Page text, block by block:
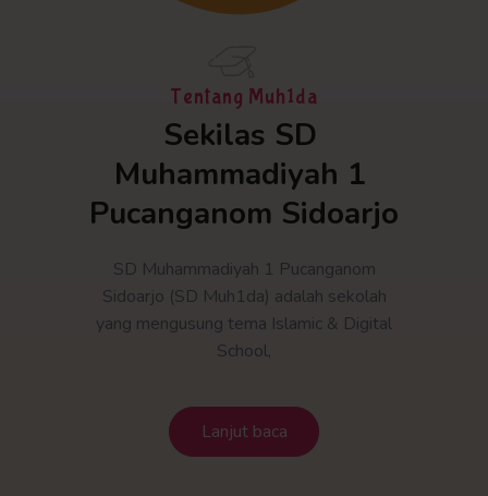
Tentang Muh1da
Sekilas SD
Muhammadiyah 1
Pucanganom Sidoarjo
SD Muhammadiyah 1 Pucanganom
Sidoarjo (SD Muh1da) adalah sekolah
yang mengusung tema Islamic & Digital
School,
Lanjut baca